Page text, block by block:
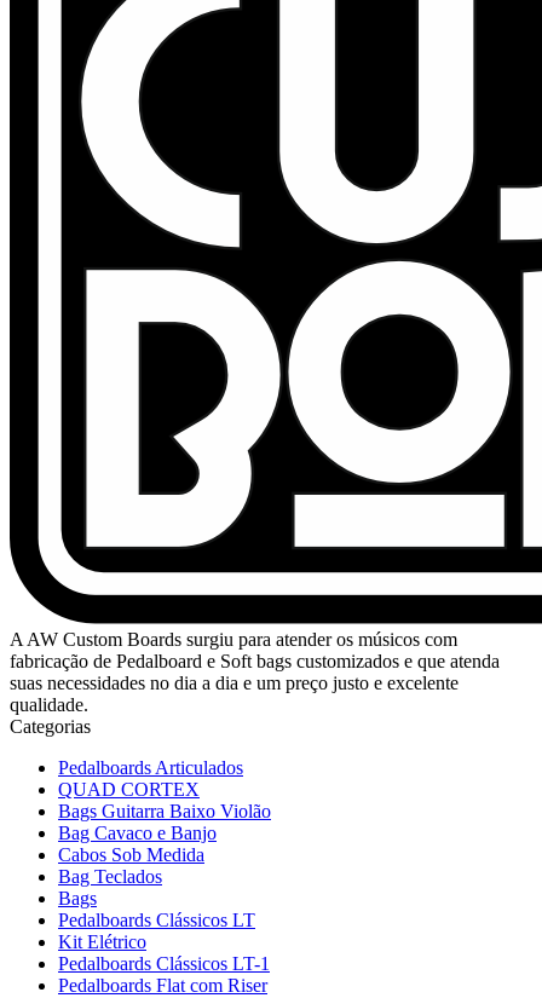
A AW Custom Boards surgiu para atender os músicos com
fabricação de Pedalboard e Soft bags customizados e que atenda
suas necessidades no dia a dia e um preço justo e excelente
qualidade.
Categorias
Pedalboards Articulados
QUAD CORTEX
Bags Guitarra Baixo Violão
Bag Cavaco e Banjo
Cabos Sob Medida
Bag Teclados
Bags
Pedalboards Clássicos LT
Kit Elétrico
Pedalboards Clássicos LT-1
Pedalboards Flat com Riser